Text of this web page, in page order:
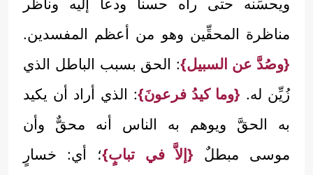
ويحسِّنه حتى رآه حسناً ودعا إليه وناظر
مناظرة المحقِّين وهو من أعظم المفسدين.
{وصُدَّ عن السبيل}: الحق بسبب الباطل الذي
زُيِّن له. {وما كيدُ فرعونَ}: الذي أراد أن يكيد
به الحقَّ ويوهم به الناس أنه محقٌّ وأن
موسى مبطلٌ {إلاَّ في تبابٍ}؛ أي: خسارٍ